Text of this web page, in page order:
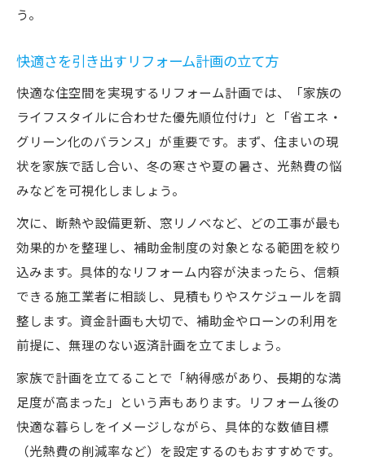
う。
快適さを引き出すリフォーム計画の立て方
快適な住空間を実現するリフォーム計画では、「家族の
ライフスタイルに合わせた優先順位付け」と「省エネ・
グリーン化のバランス」が重要です。まず、住まいの現
状を家族で話し合い、冬の寒さや夏の暑さ、光熱費の悩
みなどを可視化しましょう。
次に、断熱や設備更新、窓リノベなど、どの工事が最も
効果的かを整理し、補助金制度の対象となる範囲を絞り
込みます。具体的なリフォーム内容が決まったら、信頼
できる施工業者に相談し、見積もりやスケジュールを調
整します。資金計画も大切で、補助金やローンの利用を
前提に、無理のない返済計画を立てましょう。
家族で計画を立てることで「納得感があり、長期的な満
足度が高まった」という声もあります。リフォーム後の
快適な暮らしをイメージしながら、具体的な数値目標
（光熱費の削減率など）を設定するのもおすすめです。